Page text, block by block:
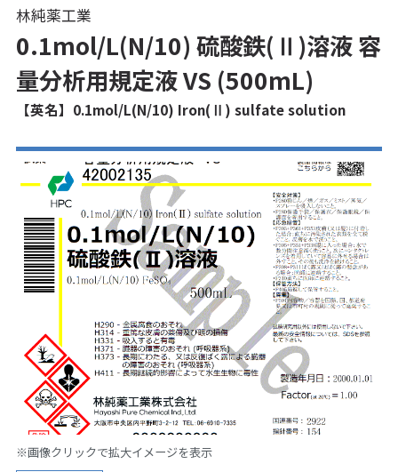
林純薬工業
0.1mol/L(N/10) 硫酸鉄(Ⅱ)溶液 容
量分析用規定液 VS (500mL)
【英名】0.1mol/L(N/10) Iron(Ⅱ) sulfate solution
※画像クリックで拡大イメージを表示